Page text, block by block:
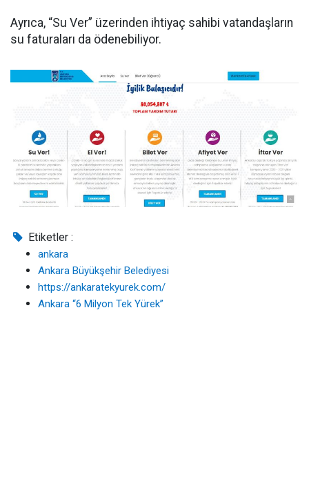
Ayrıca, “Su Ver” üzerinden ihtiyaç sahibi vatandaşların
su faturaları da ödenebiliyor.
Etiketler :
ankara
Ankara Büyükşehir Belediyesi
https://ankaratekyurek.com/
Ankara “6 Milyon Tek Yürek”